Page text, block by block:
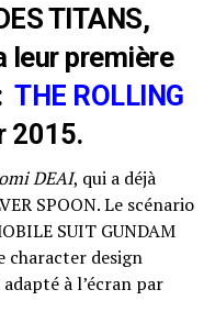
TITANS,
leur première
:THE ROLLING
2015.
DEAI, qui a déjà
SPOON. Le scénario
SUIT GUNDAM
character design
à l’écran par